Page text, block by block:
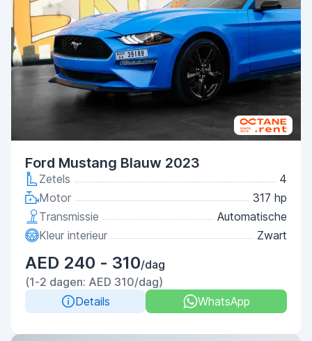
Ford Mustang Blauw 2023
Zetels
4
Motor
317 hp
Transmissie
Automatische
Kleur interieur
Zwart
AED 240 - 310/dag
(1-2 dagen: AED 310/dag)
Details
WhatsApp